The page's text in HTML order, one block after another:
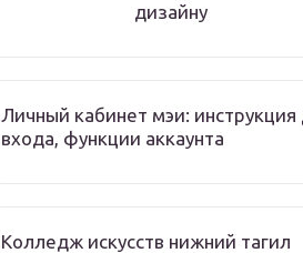
дизайну
Личный кабинет мэи: инструкция
входа, функции аккаунта
Колледж искусств нижний тагил